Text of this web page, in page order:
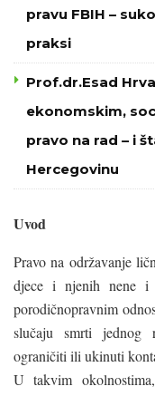
pravu FBIH –
praksi
Prof.dr.Esad
ekonomskim,
pravo na rad – i
Hercegovinu
Uvod
Pravo na održavanje
djece i njenih nene
porodičnopravnim
slučaju smrti jednog
ograničiti ili ukinuti
U takvim